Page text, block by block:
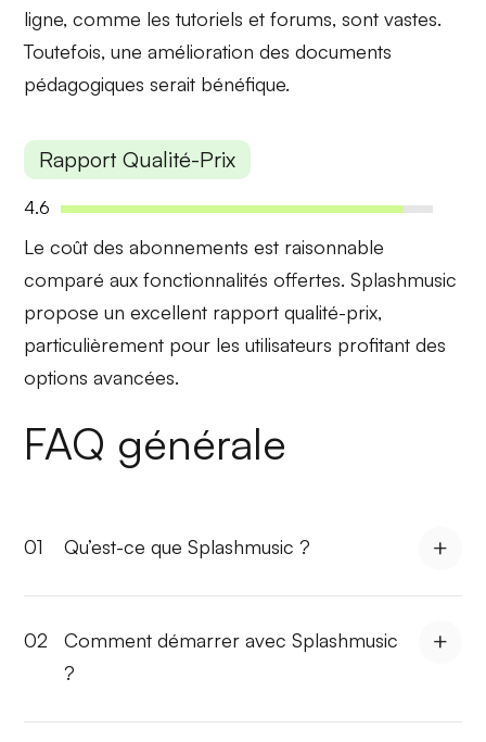
ligne, comme les tutoriels et forums, sont vastes.
Toutefois, uneamélioration des documents
pédagogiques serait bénéfique.
Rapport Qualité-Prix
4.6
Le coût des abonnements est raisonnable
comparé auxfonctionnalités offertes. Splashmusic
propose un excellent rapport qualité-prix,
particulièrement pour les utilisateurs profitant des
options avancées.
FAQ générale
01 Qu’est-ce que Splashmusic ?
02
Comment démarrer avec Splashmusic
?